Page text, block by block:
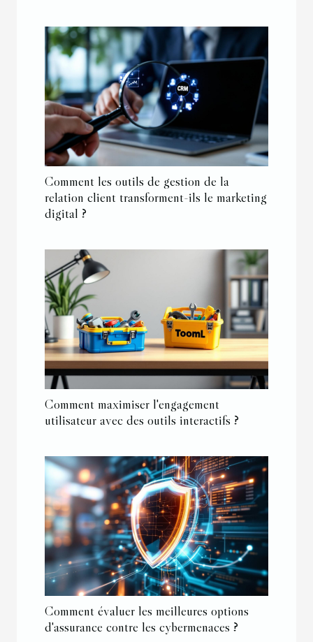
Comment les outils de gestion de la
relation client transforment-ils le marketing
digital ?
Comment maximiser l'engagement
utilisateur avec des outils interactifs ?
Comment évaluer les meilleures options
d'assurance contre les cybermenaces ?